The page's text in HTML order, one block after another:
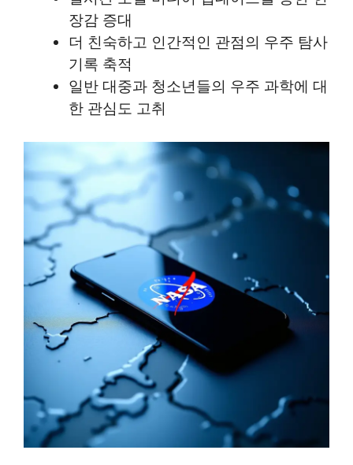
장감 증대
더 친숙하고 인간적인 관점의 우주 탐사
기록 축적
일반 대중과 청소년들의 우주 과학에 대
한 관심도 고취